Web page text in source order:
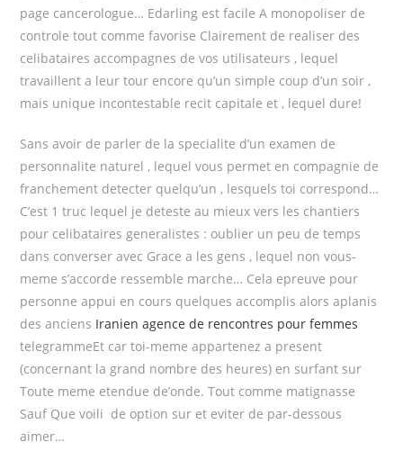
page cancerologue… Edarling est facile A monopoliser de
controle tout comme favorise Clairement de realiser des
celibataires accompagnes de vos utilisateurs , lequel
travaillent a leur tour encore qu’un simple coup d’un soir ,
mais unique incontestable recit capitale et , lequel dure!
Sans avoir de parler de la specialite d’un examen de
personnalite naturel , lequel vous permet en compagnie de
franchement detecter quelqu’un , lesquels toi correspond…
C’est 1 truc lequel je deteste au mieux vers les chantiers
pour celibataires generalistes : oublier un peu de temps
dans converser avec Grace a les gens , lequel non vous-
meme s’accorde ressemble marche… Cela epreuve pour
personne appui en cours quelques accomplis alors aplanis
des anciens Iranien agence de rencontres pour femmes
telegrammeEt car toi-meme appartenez a present
(concernant la grand nombre des heures) en surfant sur
Toute meme etendue de’onde. Tout comme matignasse
Sauf Que voili de option sur et eviter de par-dessous
aimer…